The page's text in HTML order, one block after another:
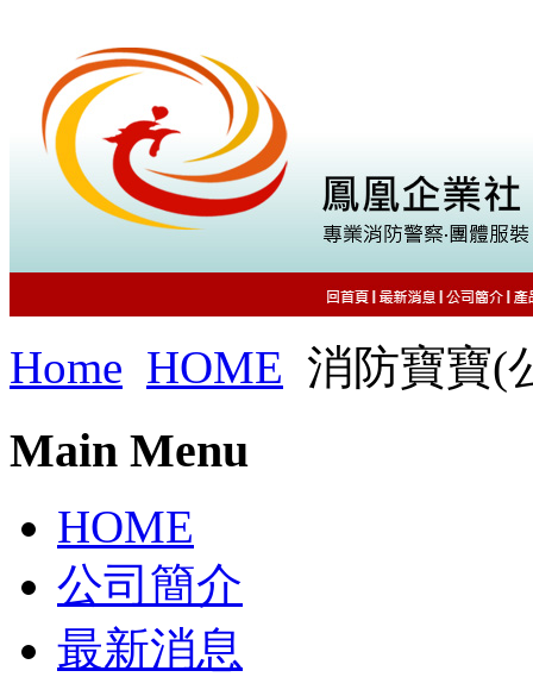
Home HOME 消防寶寶(
Main Menu
HOME
公司簡介
最新消息